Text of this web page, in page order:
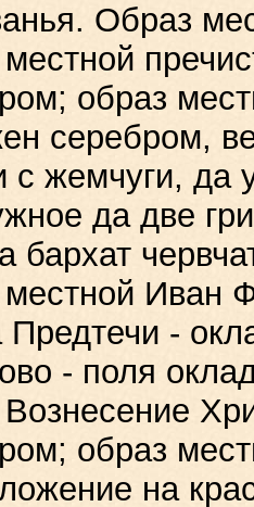
Образ
образ
серебром,
с жемчуги, да
да две
бархат
Иван
Предтечи -
- поля
образ
на